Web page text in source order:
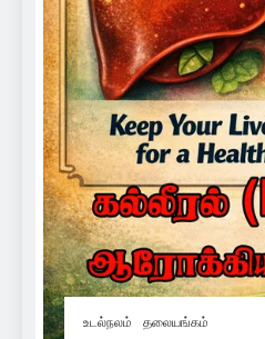
உடல்நலம் தலையங்கம்